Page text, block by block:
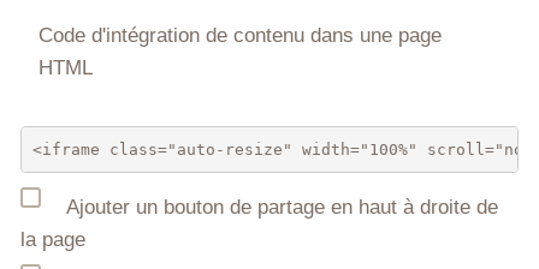
Code d'intégration de contenu dans une page
HTML
Ajouter un bouton de partage en haut à droite de
la page